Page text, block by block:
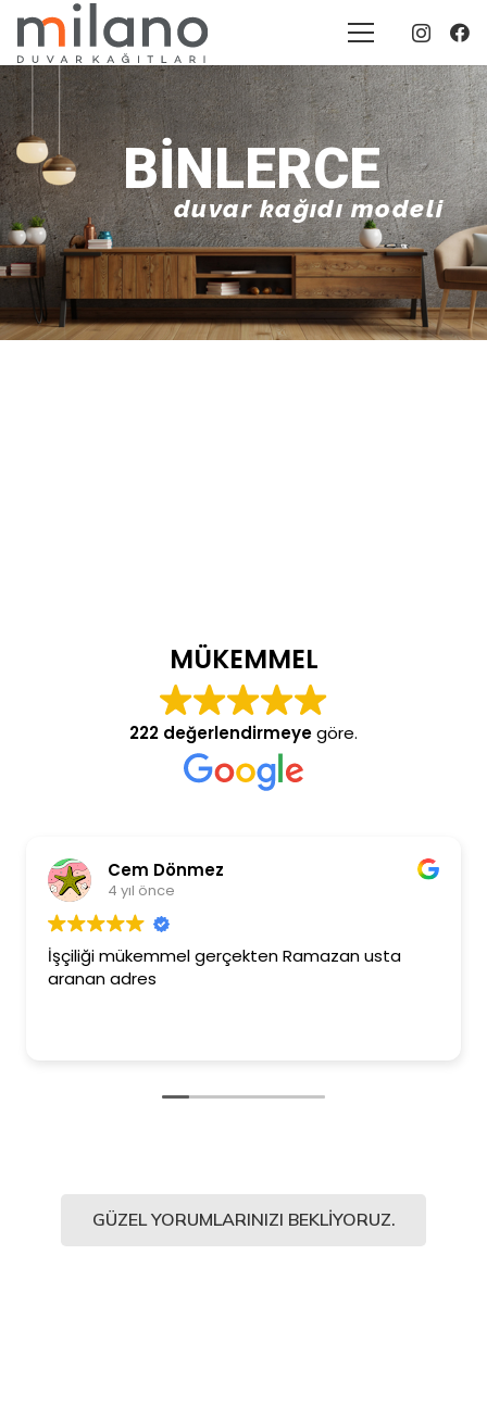
BINLERCE
duvar kağıdı modeli
MÜKEMMEL
222 değerlendirmeyegöre.
Cem Dönmez
4 yıl önce
İşçiliği mükemmel gerçekten Ramazan usta
aranan adres
GÜZEL YORUMLARINIZI BEKLIYORUZ.